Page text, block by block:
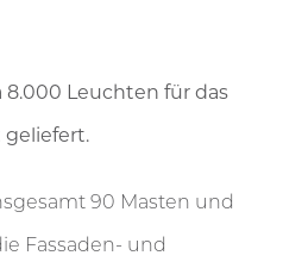
Leuchten für das
geliefert.
90 Masten und
Fassaden- und